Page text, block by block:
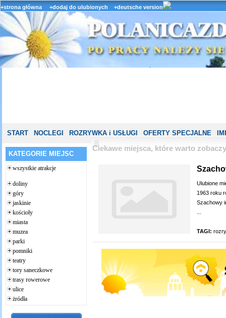
+strona główna +dodaj do ulubionych +deutsche version
START NOCLEGI ROZRYWKA i USŁUGI OFERTY SPECJALNE
KATEGORIE MIEJSC
wszystkie atrakcje
doliny
góry
jaskinie
kościoły
miasta
muzea
parki
pomniki
teatry
tory saneczkowe
trasy rowerowe
ulice
żródła
Ciekawe miejsca, które warto
Ulubione
1963 roku
Szachowy
TAGI: